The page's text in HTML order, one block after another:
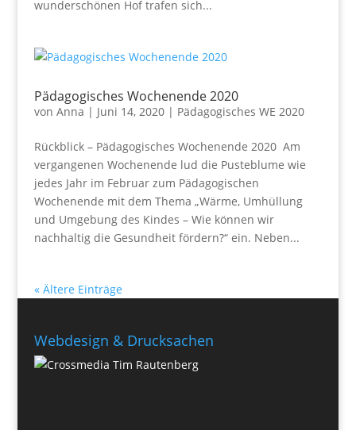
wunderschönen Hof trafen sich...
Pädagogisches Wochenende 2020
von Anna | Juni 14, 2020| Pädagogisches WE 2020
Rückblick – Pädagogisches Wochenende 2020 Am
vergangenen Wochenende lud die Pusteblume wie
jedes Jahr im Februar zum Pädagogischen
Wochenende mit dem Thema „Wärme, Umhüllung
und Umgebung des Kindes – Wie können wir
nachhaltig die Gesundheit fördern?“ ein. Neben...
« Ältere Einträge
Webdesign & Drucksachen